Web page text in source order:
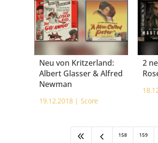
Neu von Kritzerland:
Albert Glasser & Alfred
Newman
19.12.2018 | Score
2
8 4 158 159